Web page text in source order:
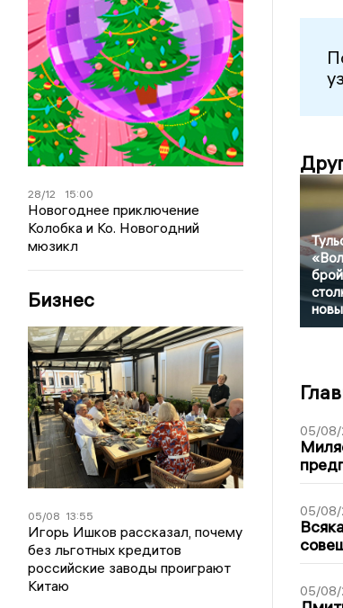
28/12 15:00
Новогоднее приключение
Колобка и Ко. Новогодний
мюзикл
Бизнес
05/08 13:55
Игорь Ишков рассказал, почему
без льготных кредитов
российские заводы проиграют
Китаю
05/08/
05/08/
05/08/